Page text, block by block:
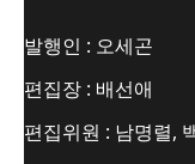
발행인 : 오세곤
편집장 : 배선애
편집위원 : 남명렬,